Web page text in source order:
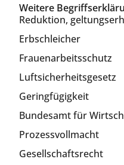
Weitere
Reduktion,
Erbschleicher
Frauenarbeitsschutz
Luftsicherheitsgesetz
Geringfügigkeit
Bundesamt für
Prozessvollmacht
Gesellschaftsrecht